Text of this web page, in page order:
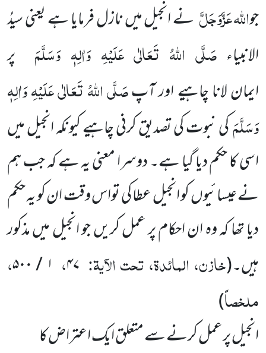
جواللہعَزَّوَجَلَّنے انجیل میں نازل فرمایا ہے یعنی سیدُ
الانبیاء صَلَّی اللہُ تَعَالٰی عَلَیْہِ وَاٰلِہٖ وَسَلَّمَ پر
ایمان لانا چاہیے اور آپصَلَّی اللہُ تَعَالٰی عَلَیْہِ وَاٰلِہٖ
وَسَلَّمَکی نبوت کی تصدیق کرنی چاہیے کیونکہ انجیل میں
اسی کا حکم دیا گیا ہے۔ دوسرا معنی یہ ہے کہ جب ہم
نے عیسائیوں کو انجیل عطا کی تواس وقت ان کو یہ حکم
دیا تھا کہ وہ ان احکام پر عمل کریں جو انجیل میں مذکور
ہیں۔(خازن، المائدۃ، تحت الآیۃ: ۴۷، ۱ / ۵۰۰
،
ملخصاً)
انجیل پر عمل کرنے سے متعلق ایک اعتراض کا